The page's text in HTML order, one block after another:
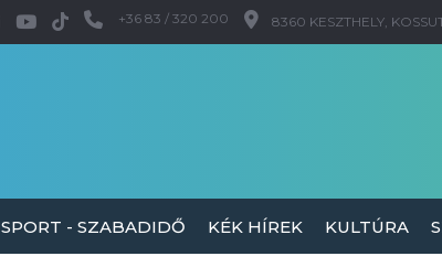
+36 83 / 320 200 8360 KESZTHELY,
SPORT - SZABADIDŐ KÉK HÍREK KULTÚRA